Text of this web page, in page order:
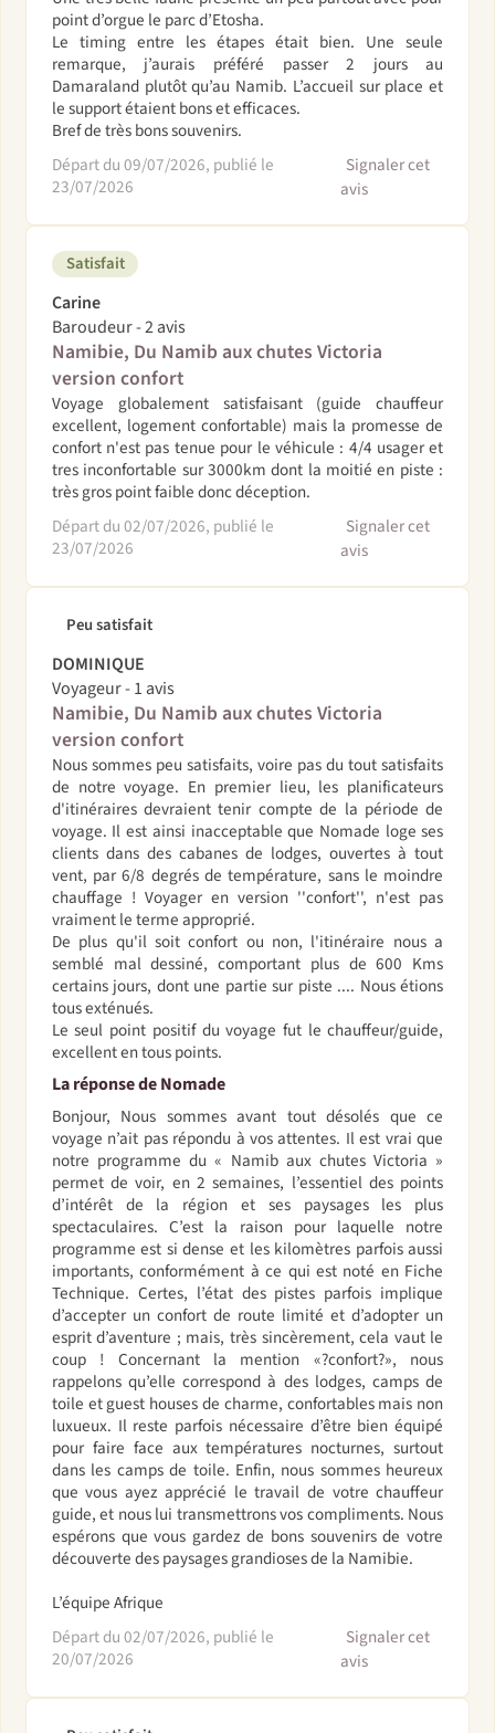
point d’orgue le parc d’Etosha.
Le timing entre les étapes était bien. Une seule
remarque, j’aurais préféré passer 2 jours au
Damaraland plutôt qu’au Namib. L’accueil sur place et
le support étaient bons et efficaces.
Bref de très bons souvenirs.
Départ du 09/07/2026, publié le
23/07/2026
Signaler cet
avis
Satisfait
Carine
Baroudeur - 2 avis
Namibie, Du Namib aux chutes Victoria
version confort
Voyage globalement satisfaisant (guide chauffeur
excellent, logement confortable) mais la promesse de
confort n'est pas tenue pour le véhicule : 4/4 usager et
tres inconfortable sur 3000km dont la moitié en piste :
très gros point faible donc déception.
Départ du 02/07/2026, publié le
23/07/2026
Signaler cet
avis
Peu satisfait
DOMINIQUE
Voyageur - 1 avis
Namibie, Du Namib aux chutes Victoria
version confort
Nous sommes peu satisfaits, voire pas du tout satisfaits
de notre voyage. En premier lieu, les planificateurs
d'itinéraires devraient tenir compte de la période de
voyage. Il est ainsi inacceptable que Nomade loge ses
clients dans des cabanes de lodges, ouvertes à tout
vent, par 6/8 degrés de température, sans le moindre
chauffage ! Voyager en version ''confort'', n'est pas
vraiment le terme approprié.
De plus qu'il soit confort ou non, l'itinéraire nous a
semblé mal dessiné, comportant plus de 600 Kms
certains jours, dont une partie sur piste .... Nous étions
tous exténués.
Le seul point positif du voyage fut le chauffeur/guide,
excellent en tous points.
La réponse de Nomade
Bonjour, Nous sommes avant tout désolés que ce
voyage n’ait pas répondu à vos attentes. Il est vrai que
notre programme du « Namib aux chutes Victoria »
permet de voir, en 2 semaines, l’essentiel des points
d’intérêt de la région et ses paysages les plus
spectaculaires. C’est la raison pour laquelle notre
programme est si dense et les kilomètres parfois aussi
importants, conformément à ce qui est noté en Fiche
Technique. Certes, l’état des pistes parfois implique
d’accepter un confort de route limité et d’adopter un
esprit d’aventure ; mais, très sincèrement, cela vaut le
coup ! Concernant la mention «?confort?», nous
rappelons qu’elle correspond à des lodges, camps de
toile et guest houses de charme, confortables mais non
luxueux. Il reste parfois nécessaire d’être bien équipé
pour faire face aux températures nocturnes, surtout
dans les camps de toile. Enfin, nous sommes heureux
que vous ayez apprécié le travail de votre chauffeur
guide, et nous lui transmettrons vos compliments. Nous
espérons que vous gardez de bons souvenirs de votre
découverte des paysages grandioses de la Namibie.
L’équipe Afrique
Départ du 02/07/2026, publié le
20/07/2026
Signaler cet
avis